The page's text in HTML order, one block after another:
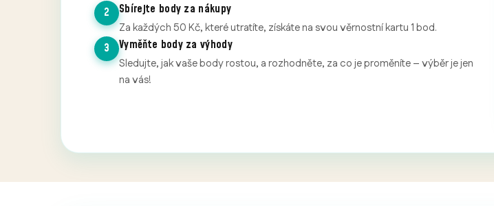
2
Sbírejte body za nákupy
Za každých 50 Kč, které utratíte, získáte na svou věrnostní kartu 1 bod.
3
Vyměňte body za výhody
Sledujte, jak vaše body rostou, a rozhodněte, za co je proměníte – výběr je jen
na vás!